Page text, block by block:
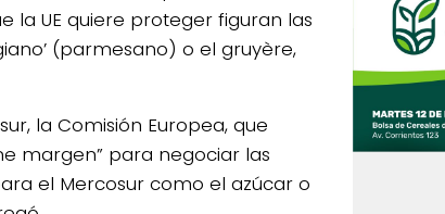
la UE quiere proteger figuran las
(parmesano) o el gruyère,
la Comisión Europea, que
margen” para negociar las
el Mercosur como el azúcar o